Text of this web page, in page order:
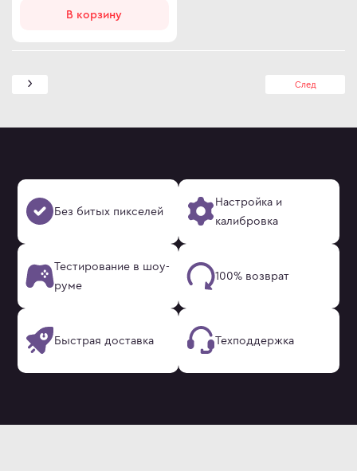
В корзину
След
Без битых пикселей
Настройка и
калибровка
Тестирование в шоу-
руме
100% возврат
Быстрая доставка Техподдержка